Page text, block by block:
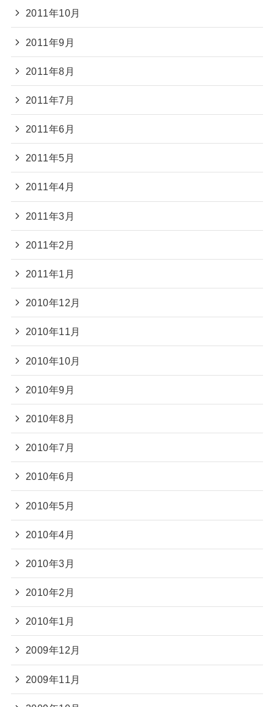
2011年10月
2011年9月
2011年8月
2011年7月
2011年6月
2011年5月
2011年4月
2011年3月
2011年2月
2011年1月
2010年12月
2010年11月
2010年10月
2010年9月
2010年8月
2010年7月
2010年6月
2010年5月
2010年4月
2010年3月
2010年2月
2010年1月
2009年12月
2009年11月